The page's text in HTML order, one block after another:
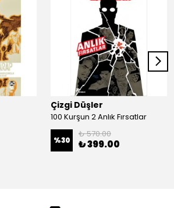
Çizgi Düşler
100 Kurşun 2 Anlık Fırsatlar
%30
₺ 570.00
₺ 399.00